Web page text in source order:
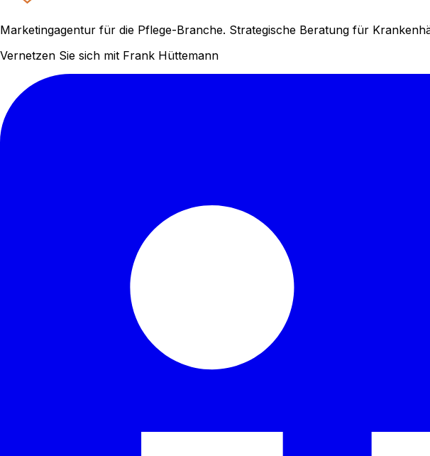
Marketingagentur für die Pflege-Branche. Strategische Beratung für
Vernetzen Sie sich mit Frank Hüttemann